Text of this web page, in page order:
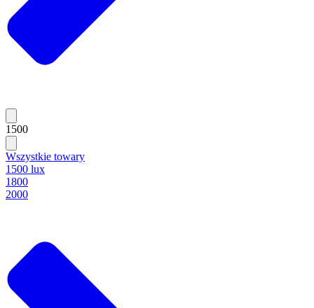
1500
Wszystkie towary
1500 lux
1800
2000